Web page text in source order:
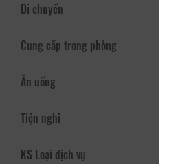
Di chuyển
Cung cấp trong phòng
Ăn uống
Tiện nghi
KS Loại dịch vụ